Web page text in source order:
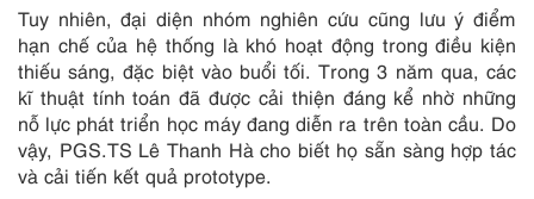
Tuy nhiên, đại diện nhóm nghiên cứu cũng lưu ý điểm
hạn chế của hệ thống là khó hoạt động trong điều kiện
thiếu sáng, đặc biệt vào buổi tối. Trong 3 năm qua, các
kĩ thuật tính toán đã được cải thiện đáng kể nhờ những
nỗ lực phát triển học máy đang diễn ra trên toàn cầu. Do
vậy, PGS.TS Lê Thanh Hà cho biết họ sẵn sàng hợp tác
và cải tiến kết quả prototype.